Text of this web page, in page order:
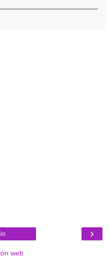
›
web